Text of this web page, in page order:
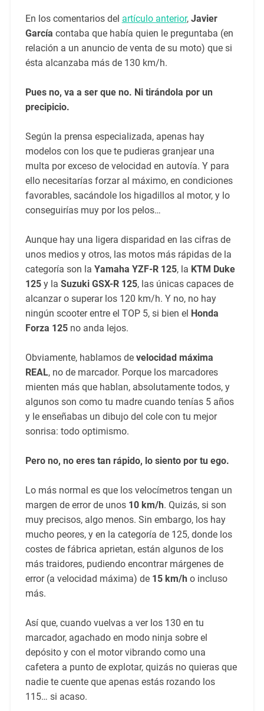
En los comentarios del artículo anterior, Javier
García contaba que había quien le preguntaba (en
relación a un anuncio de venta de su moto) que si
ésta alcanzaba más de 130 km/h.
Pues no, va a ser que no. Ni tirándola por un
precipicio.
Según la prensa especializada, apenas hay
modelos con los que te pudieras granjear una
multa por exceso de velocidad en autovía. Y para
ello necesitarías forzar al máximo, en condiciones
favorables, sacándole los higadillos al motor, y lo
conseguirías muy por los pelos…
Aunque hay una ligera disparidad en las cifras de
unos medios y otros, las motos más rápidas de la
categoría son la Yamaha YZF-R 125, la KTM Duke
125y la Suzuki GSX-R 125, las únicas capaces de
alcanzar o superar los 120 km/h. Y no, no hay
ningún scooter entre el TOP 5, si bien el Honda
Forza 125no anda lejos.
Obviamente, hablamos de velocidad máxima
REAL, no de marcador. Porque los marcadores
mienten más que hablan, absolutamente todos, y
algunos son como tu madre cuando tenías 5 años
y le enseñabas un dibujo del cole con tu mejor
sonrisa: todo optimismo.
Pero no, no eres tan rápido, lo siento por tu ego.
Lo más normal es que los velocímetros tengan un
margen de error de unos 10 km/h. Quizás, si son
muy precisos, algo menos. Sin embargo, los hay
mucho peores, y en la categoría de 125, donde los
costes de fábrica aprietan, están algunos de los
más traidores, pudiendo encontrar márgenes de
error (a velocidad máxima) de 15 km/ho incluso
más.
Así que, cuando vuelvas a ver los 130 en tu
marcador, agachado en modo ninja sobre el
depósito y con el motor vibrando como una
cafetera a punto de explotar, quizás no quieras que
nadie te cuente que apenas estás rozando los
115… si acaso.